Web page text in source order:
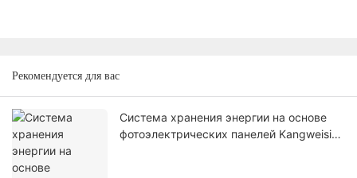
Рекомендуется для вас
Система хранения энергии на основе
фотоэлектрических панелей Kangweisi